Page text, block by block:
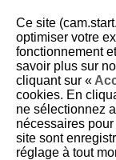
D388-161
Traitement
Vous pouvez
effectué depuis
Ce site
optimiser votre
fonctionnement
savoir plus sur
cliquant sur «
cookies. En
ne sélectionnez
nécessaires
site sont
réglage à tout